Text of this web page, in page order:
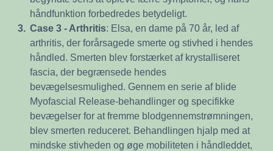
håndfunktion forbedredes betydeligt.
3.
Case 3 - Arthritis: Elsa, en dame på 70 år, led af
arthritis, der forårsagede smerte og stivhed i hendes
håndled. Smerten blev forstærket af krystalliseret
fascia, der begrænsede hendes
bevægelsesmulighed. Gennem en serie af blide
Myofascial Release-behandlinger og specifikke
bevægelser for at fremme blodgennemstrømningen,
blev smerten reduceret. Behandlingen hjalp med at
mindske stivheden og øge mobiliteten i håndleddet,